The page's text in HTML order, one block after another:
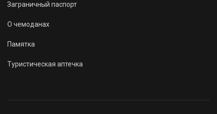
Заграничный паспорт
О чемоданах
Памятка
Туристическая аптечка